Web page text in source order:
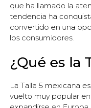
que ha llamado la
tendencia ha
convertido en una
los consumidores.
¿Qué es la
La Talla 5 mexicana
vuelto muy popular